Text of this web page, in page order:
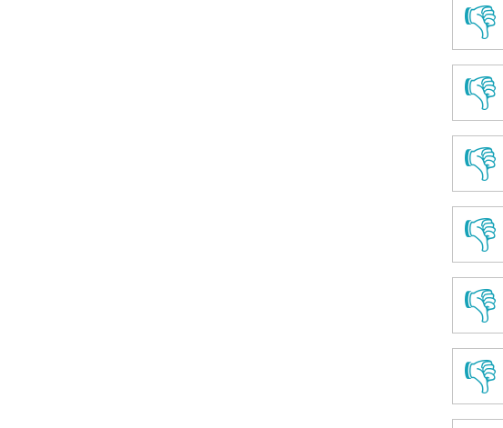
👎
👎
👎
👎
👎
👎